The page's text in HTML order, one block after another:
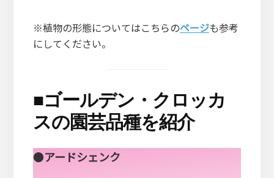
※植物の形態についてはこちらのページも参考
にしてください。
■ゴールデン・クロッカ
スの園芸品種を紹介
●アードシェンク